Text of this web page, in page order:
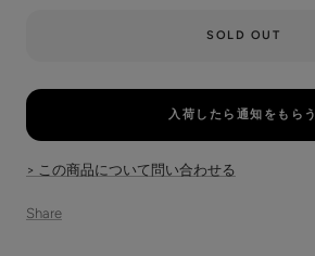
SOLD OUT
入荷したら通知をもらう
> この商品について問い合わせる
Share